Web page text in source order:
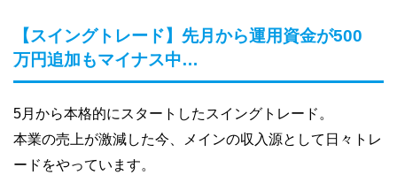
【スイングトレード】先月から運用資金が500
万円追加もマイナス中…
5月から本格的にスタートしたスイングトレード。
本業の売上が激減した今、メインの収入源として日々トレ
ードをやっています。